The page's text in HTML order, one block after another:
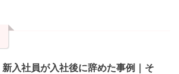
新入社員が入社後に辞めた事例｜そ